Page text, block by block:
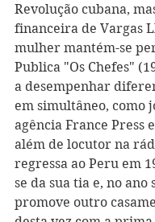
Revolução cubana,
financeira de Vargas
mulher mantém-se
Publica "Os Chefes"
a desempenhar
em simultâneo, como
agência France Press
além de locutor na
regressa ao Peru em
se da sua tia e, no ano
promove outro